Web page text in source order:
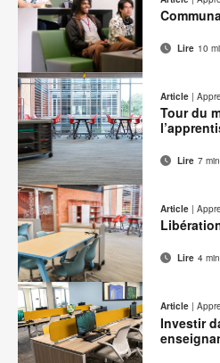
Facebook
Twitter
Pinterest
LinkedIn
contact
page
Partager
sur
Facebook
Partager
sur
Twitter
Partager
sur
Pinterest
Partager
sur
LinkedIn
Adresse
de
contact
Imprimer
cette
page
Lire 10
Partager
sur
Facebook
Partager
sur
Twitter
Partager
sur
Pinterest
Partager
sur
LinkedIn
Adresse
de
contact
Imprimer
cette
page
Article |
Tour du
Lire 7
Partager
sur
Facebook
Partager
sur
Twitter
Partager
sur
Pinterest
Partager
sur
LinkedIn
Adresse
de
contact
Imprimer
cette
page
Article |
Lire 4
Article |
Investir